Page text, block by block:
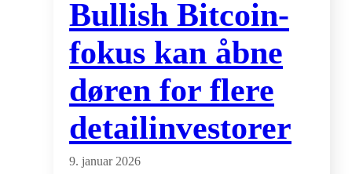
Bullish Bitcoin-
fokus kan åbne
døren for flere
detailinvestorer
9. januar 2026